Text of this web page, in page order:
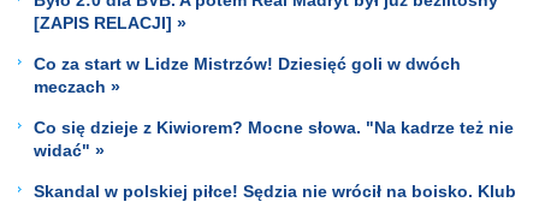
[ZAPIS RELACJI] »
Co za start w Lidze Mistrzów! Dziesięć goli w dwóch
meczach »
Co się dzieje z Kiwiorem? Mocne słowa. "Na kadrze też nie
widać" »
Skandal w polskiej piłce! Sędzia nie wrócił na boisko. Klub